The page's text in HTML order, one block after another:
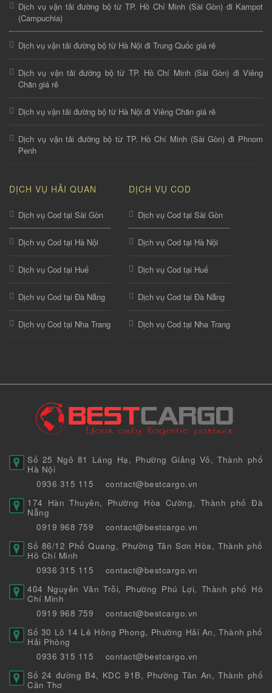
Dịch vụ vận tải đường bộ từ TP. Hồ Chí Minh (Sài Gòn) đi Kampot
(Campuchia)
Dịch vụ vận tải đường bộ từ Hà Nội đi Trung Quốc giá rẻ
Dịch vụ vận tải đường bộ từ TP. Hồ Chí Minh (Sài Gòn) đi Viêng
Chăn giá rẻ
Dịch vụ vận tải đường bộ từ Hà Nội đi Viêng Chăn giá rẻ
Dịch vụ vận tải đường bộ từ TP. Hồ Chí Minh (Sài Gòn) đi Phnom
Penh
DỊCH VỤ HẢI QUAN
Dịch vụ Cod tại Sài Gòn
Dịch vụ Cod tại Hà Nội
Dịch vụ Cod tại Huế
Dịch vụ Cod tại Đà Nẵng
Dịch vụ Cod tại Nha Trang
DỊCH VỤ COD
Dịch vụ Cod tại Sài Gòn
Dịch vụ Cod tại Hà Nội
Dịch vụ Cod tại Huế
Dịch vụ Cod tại Đà Nẵng
Dịch vụ Cod tại Nha Trang
Số 25 Ngõ 81 Láng Hạ, Phường Giảng Võ, Thành phố
Hà Nội
0936 315 115
contact@bestcargo.vn
174 Hàn Thuyên, Phường Hòa Cường, Thành phố Đà
Nẵng
0919 968 759
contact@bestcargo.vn
Số 86/12 Phổ Quang, Phường Tân Sơn Hòa, Thành phố
Hồ Chí Minh
0936 315 115
contact@bestcargo.vn
404 Nguyễn Văn Trỗi, Phường Phú Lợi, Thành phố Hồ
Chí Minh
0919 968 759
contact@bestcargo.vn
Số 30 Lô 14 Lê Hồng Phong, Phường Hải An, Thành phố
Hải Phòng
0936 315 115
contact@bestcargo.vn
Số 24 đường B4, KDC 91B, Phường Tân An, Thành phố
Cần Thơ